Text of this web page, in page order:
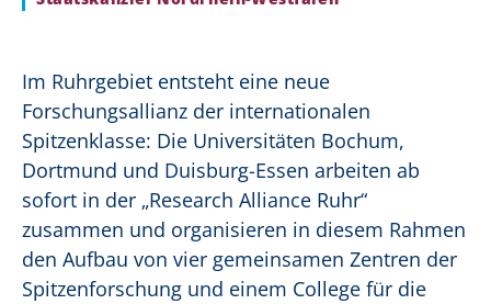
Im Ruhrgebiet entsteht eine neue
Forschungsallianz der internationalen
Spitzenklasse: Die Universitäten Bochum,
Dortmund und Duisburg-Essen arbeiten ab
sofort in der „Research Alliance Ruhr“
zusammen und organisieren in diesem Rahmen
den Aufbau von vier gemeinsamen Zentren der
Spitzenforschung und einem College für die